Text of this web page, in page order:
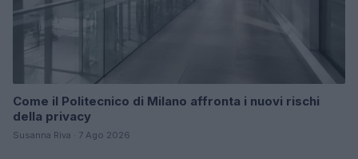
Come il Politecnico di Milano affronta i nuovi rischi
della privacy
Susanna Riva · 7 Ago 2026